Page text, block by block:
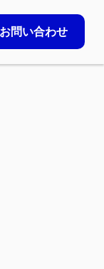
お問い合わせ